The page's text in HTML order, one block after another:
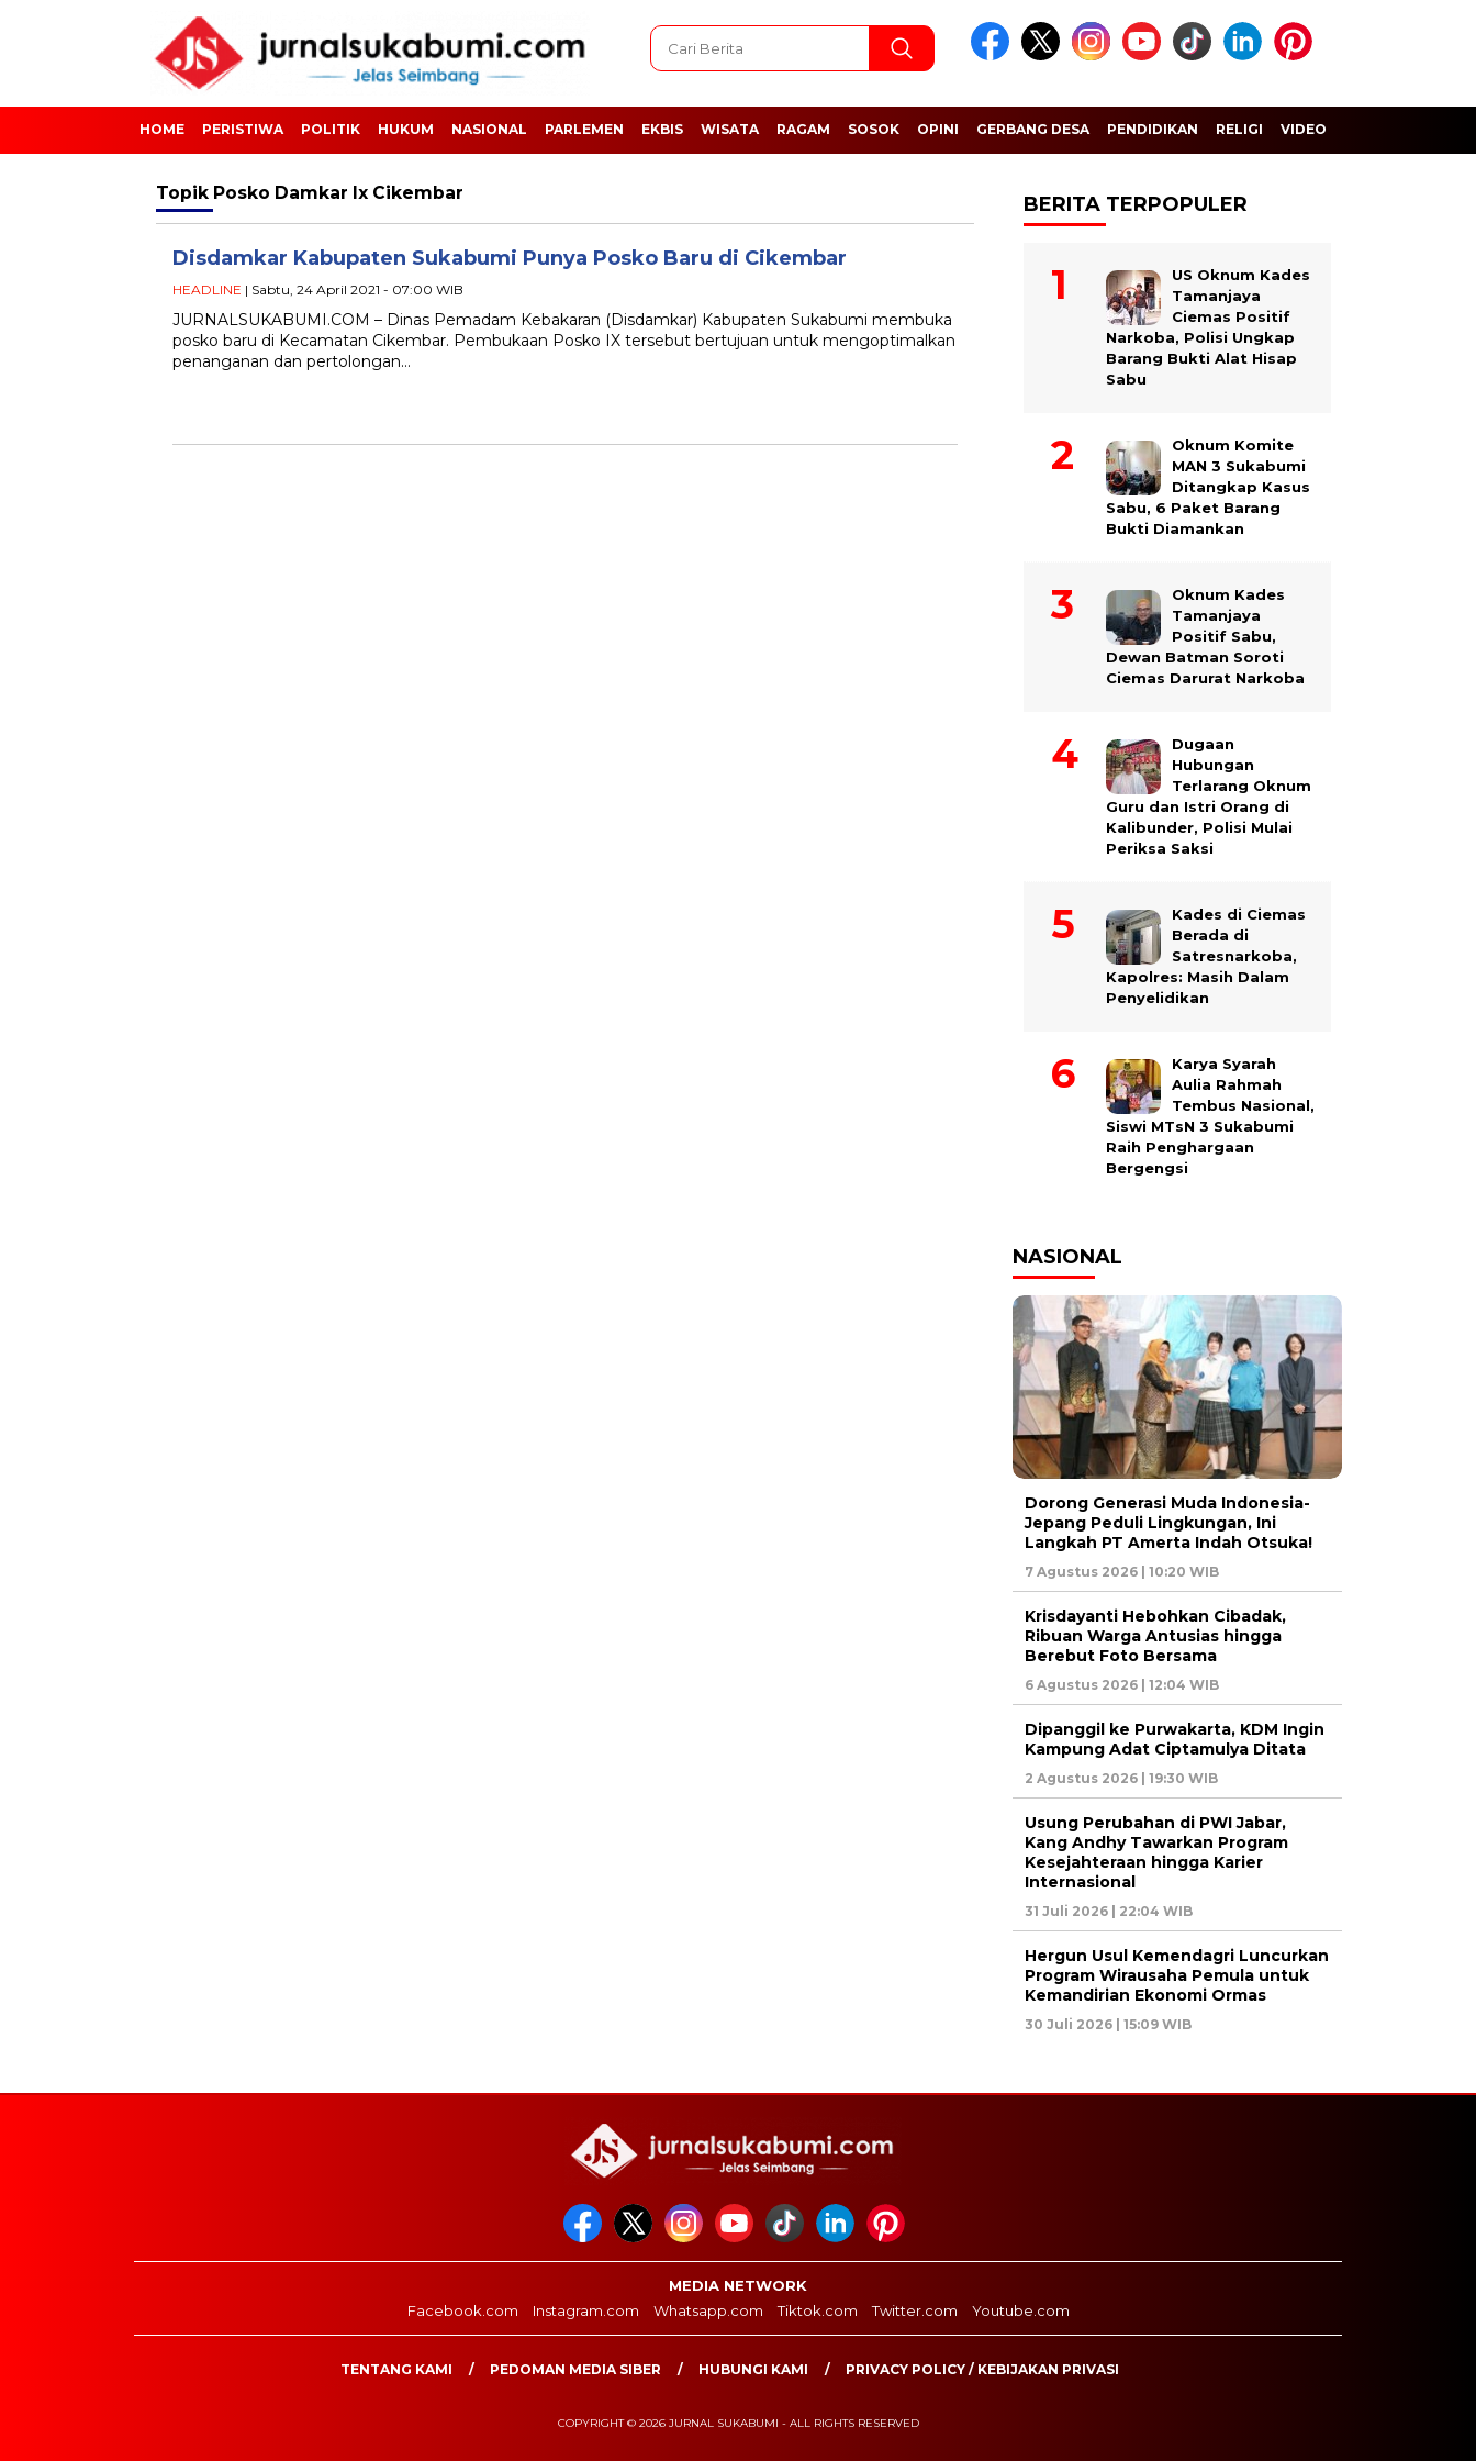
HOME PERISTIWA POLITIK HUKUM NASIONAL PARLEMEN EKBIS WISATA RAGAM SOSOK OPINI GERBANG DESA PENDIDIKAN RELIGI VIDEO
Topik Posko Damkar Ix Cikembar
Disdamkar Kabupaten Sukabumi Punya Posko Baru di Cikembar
HEADLINE | Sabtu, 24 April 2021 - 07:00 WIB
JURNALSUKABUMI.COM – Dinas Pemadam Kebakaran (Disdamkar) Kabupaten Sukabumi membuka
posko baru di Kecamatan Cikembar. Pembukaan Posko IX tersebut bertujuan untuk mengoptimalkan
penanganan dan pertolongan…
BERITA TERPOPULER
US Oknum Kades
Tamanjaya
Ciemas Positif
Narkoba, Polisi Ungkap
Barang Bukti Alat Hisap
Sabu
Oknum Komite
MAN 3 Sukabumi
Ditangkap Kasus
Sabu, 6 Paket Barang
Bukti Diamankan
Oknum Kades
Tamanjaya
Positif Sabu,
Dewan Batman Soroti
Ciemas Darurat Narkoba
Dugaan
Hubungan
Terlarang Oknum
Guru dan Istri Orang di
Kalibunder, Polisi Mulai
Periksa Saksi
Kades di Ciemas
Berada di
Satresnarkoba,
Kapolres: Masih Dalam
Penyelidikan
Karya Syarah
Aulia Rahmah
Tembus Nasional,
Siswi MTsN 3 Sukabumi
Raih Penghargaan
Bergengsi
NASIONAL
Dorong Generasi Muda Indonesia-
Jepang Peduli Lingkungan, Ini
Langkah PT Amerta Indah Otsuka!
7 Agustus 2026 | 10:20 WIB
Krisdayanti Hebohkan Cibadak,
Ribuan Warga Antusias hingga
Berebut Foto Bersama
6 Agustus 2026 | 12:04 WIB
Dipanggil ke Purwakarta, KDM Ingin
Kampung Adat Ciptamulya Ditata
2 Agustus 2026 | 19:30 WIB
Usung Perubahan di PWI Jabar,
Kang Andhy Tawarkan Program
Kesejahteraan hingga Karier
Internasional
31 Juli 2026 | 22:04 WIB
Hergun Usul Kemendagri Luncurkan
Program Wirausaha Pemula untuk
Kemandirian Ekonomi Ormas
30 Juli 2026 | 15:09 WIB
MEDIA NETWORK
Facebook.com
Instagram.com Whatsapp.com Tiktok.com Twitter.com Youtube.com
TENTANG KAMI PEDOMAN MEDIA SIBER HUBUNGI KAMI PRIVACY POLICY / KEBIJAKAN PRIVASI
COPYRIGHT © 2026 JURNAL SUKABUMI - ALL RIGHTS RESERVED